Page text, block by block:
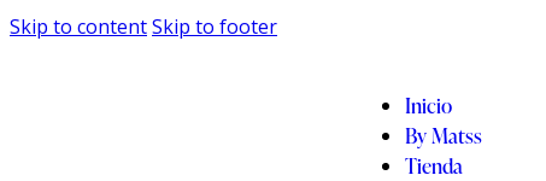
Skip to contentSkip to footer
Inicio
By Matss
Tienda